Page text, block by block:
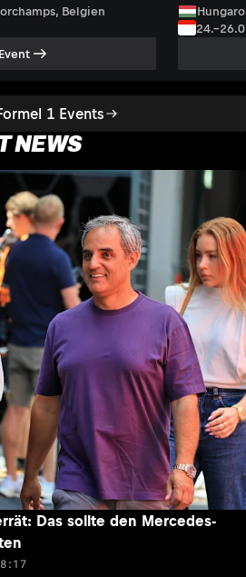
1 Events
Belgien
NEWS
Das sollte den Mercedes-